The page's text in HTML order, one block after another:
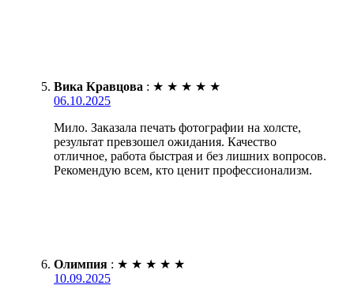
Вика Кравцова : ★ ★ ★ ★ ★
06.10.2025
Мило. Заказала печать фотографии на холсте,
результат превзошел ожидания. Качество
отличное, работа быстрая и без лишних вопросов.
Рекомендую всем, кто ценит профессионализм.
Олимпия : ★ ★ ★ ★ ★
10.09.2025